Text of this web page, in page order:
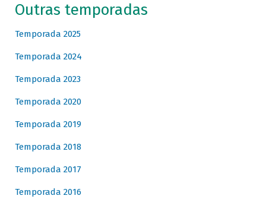
Outras temporadas
Temporada 2025
Temporada 2024
Temporada 2023
Temporada 2020
Temporada 2019
Temporada 2018
Temporada 2017
Temporada 2016